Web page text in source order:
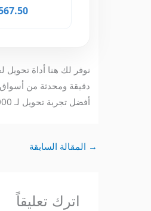
46,567.50 MAD
نوفر لك هنا أداة تحويل
دقيقة ومحدثة من أسواق
أفضل تجربة تحويل لـ 2000 شلن كيني.
المقالة السابقة
اترك تعليقاً